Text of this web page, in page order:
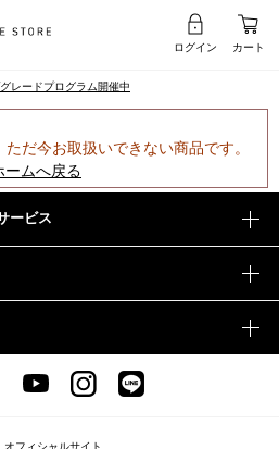
ログイン カート
レードプログラム開催中
だ今お取扱いできない商品です。
ームへ戻る
ービス
オフィシャルサイト